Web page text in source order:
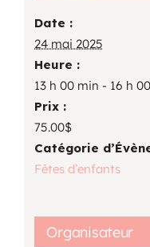
Date :
24 mai 2025
Heure :
13 h 00 min - 16 h
Prix :
75.00$
Catégorie
Fêtes d’enfants
Organisateur